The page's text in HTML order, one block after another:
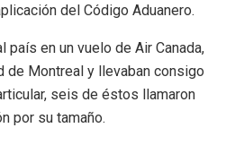
del Código Aduanero.
en un vuelo de Air Canada,
de Montreal y llevaban consigo
seis de éstos llamaron
por su tamaño.